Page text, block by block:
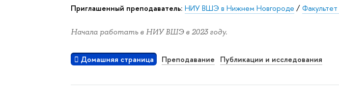
Приглашенный преподаватель: НИУ ВШЭ в Нижнем Новгороде /
Начала работать в НИУ ВШЭ в 2023 году.
Домашняя страница Преподавание Публикации и исследования